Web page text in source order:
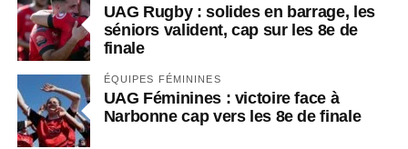
UAG Rugby : solides en barrage, les
séniors valident, cap sur les 8e de
finale
ÉQUIPES FÉMININES
UAG Féminines : victoire face à
Narbonne cap vers les 8e de finale